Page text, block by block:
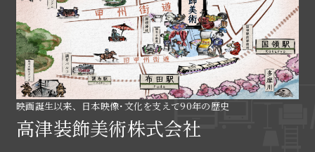
映画誕生以来、日本映像･文化を支えて90年の歴史
高津装飾美術株式会社